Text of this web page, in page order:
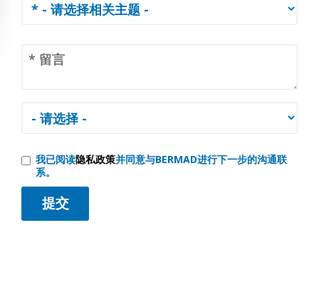
我已阅读隐私政策并同意与BERMAD进行下一步的沟通联
系。